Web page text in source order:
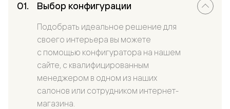
Выбор конфигурации
Подобрать идеальное решение для
своего интерьера вы можете
с помощью конфигуратора на нашем
сайте, с квалифицированным
менеджером в одном из наших
салонов или сотрудником интернет-
магазина.